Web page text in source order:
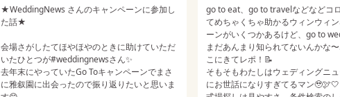
★WeddingNews さんのキャンペーンに参加し
た話★
会場さがしたてほやほやのときに助けていただ
いたひとつが#weddingnewsさん✨
去年末にやっていたGo Toキャンペーンでまさ
に雅叙園に出会ったので振り返りたいと思いま
go to eat、go to travelなどなどコ
てめちゃくちゃ助かるウィンウィ
ーンがいくつかあるけど、go to
まだあんまり知られてないんかな〜
こにきてレポ！📝
そもそもわたしはウェディングニ
にお世話になりすぎてるマン🥹🕊🤍